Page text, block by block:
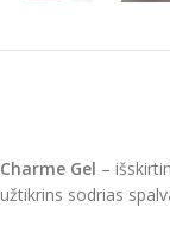
Charme Gel –
užtikrins sodrias